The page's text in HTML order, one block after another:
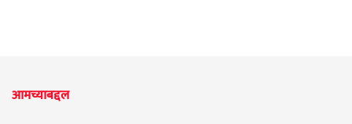
आमच्याबद्दल